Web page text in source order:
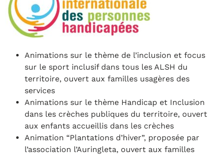
Animations sur le thème de l’inclusion et focus
sur le sport inclusif dans tous les ALSH du
territoire, ouvert aux familles usagères des
services
Animations sur le thème Handicap et Inclusion
dans les crèches publiques du territoire, ouvert
aux enfants accueillis dans les crèches
Animation “Plantations d’hiver”, proposée par
l’association l’Auringleta, ouvert aux familles